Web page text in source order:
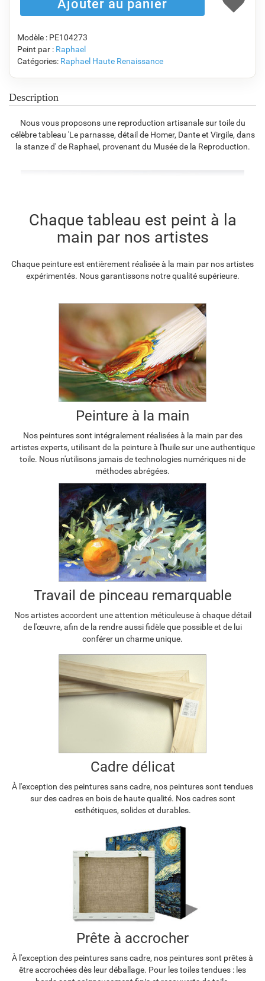
F1823-204
€95.39
F8645-298
€158.98
F6537-236
€84.34
F7034-298
€
F8645-296
€109.64
F4613-236
€85.16
F5130-204
€122.77
F6035-220
€110.51
€ 101.10
Modèle : PE104273
Peint par : Raphael
Catégories: Raphael Haute Renaissance
Description
Nous vous proposons une reproduction artisanale sur toile du
célèbre tableau 'Le parnasse, détail de Homer, Dante et Virgile, dans
la stanze d' de Raphael, provenant du Musée de la Reproduction.
Chaque tableau est peint à la
main par nos artistes
Chaque peinture est entièrement réalisée à la main par nos artistes
expérimentés. Nous garantissons notre qualité supérieure.
Peinture à la main
Nos peintures sont intégralement réalisées à la main par des
artistes experts, utilisant de la peinture à l'huile sur une authentique
toile. Nous n'utilisons jamais de technologies numériques ni de
méthodes abrégées.
Travail de pinceau remarquable
Nos artistes accordent une attention méticuleuse à chaque détail
de l'œuvre, afin de la rendre aussi fidèle que possible et de lui
conférer un charme unique.
Cadre délicat
À l'exception des peintures sans cadre, nos peintures sont tendues
sur des cadres en bois de haute qualité. Nos cadres sont
esthétiques, solides et durables.
Prête à accrocher
À l'exception des peintures sans cadre, nos peintures sont prêtes à
être accrochées dès leur déballage. Pour les toiles tendues : les